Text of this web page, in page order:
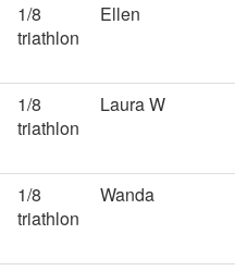
1/8
triathlon
Ellen
1/8
triathlon
Laura W
1/8
triathlon
Wanda